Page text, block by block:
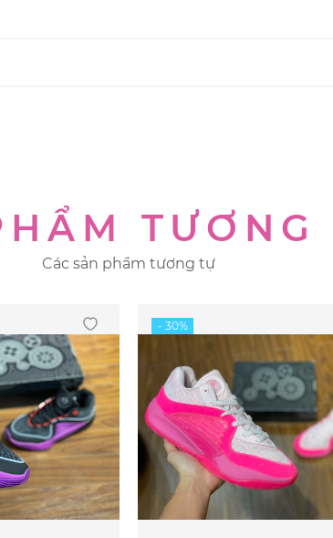
TƯƠNG
Các sản phẩm tương tự